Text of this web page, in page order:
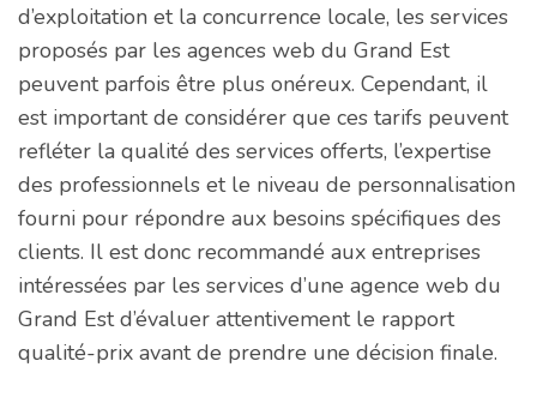
d’exploitation et la concurrence locale, les services
proposés par les agences web du Grand Est
peuvent parfois être plus onéreux. Cependant, il
est important de considérer que ces tarifs peuvent
refléter la qualité des services offerts, l’expertise
des professionnels et le niveau de personnalisation
fourni pour répondre aux besoins spécifiques des
clients. Il est donc recommandé aux entreprises
intéressées par les services d’une agence web du
Grand Est d’évaluer attentivement le rapport
qualité-prix avant de prendre une décision finale.